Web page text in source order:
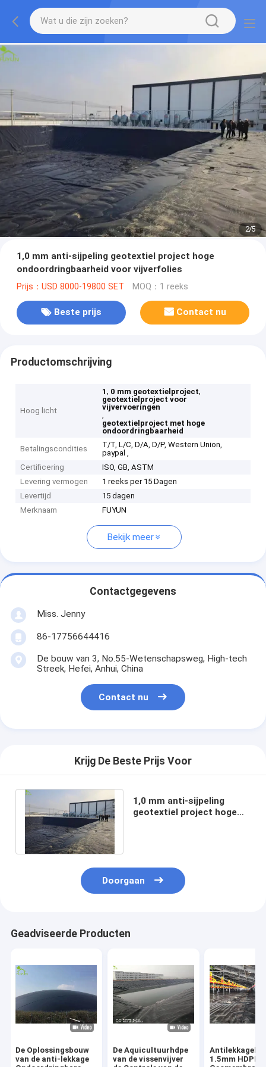
2/5
1,0 mm anti-sijpeling geotextiel project hoge
ondoordringbaarheid voor vijverfolies
Prijs：USD 8000-19800 SET MOQ：1 reeks
Beste prijs Contact nu
Productomschrijving
Hoog licht
1, 0 mm geotextielproject,
geotextielproject voor
vijvervoeringen
,
geotextielproject met hoge
ondoordringbaarheid
Betalingscondities
T/T, L/C, D/A, D/P, Western Union,
paypal ,
Certificering
ISO, GB, ASTM
Levering vermogen
1 reeks per 15 Dagen
Levertijd
15 dagen
Merknaam
FUYUN
Bekijk meer
Contactgegevens
Miss. Jenny
86-17756644416
De bouw van 3, No.55-Wetenschapsweg, High-tech
Streek, Hefei, Anhui, China
Contact nu
Krijg De Beste Prijs Voor
1,0 mm anti-sijpeling
geotextiel project hoge
Doorgaan
Geadviseerde Producten
De Oplossingsbouw
van de anti-lekkage
De Aquicultuurhdpe
van de vissenvijver
1.5mm HDPE